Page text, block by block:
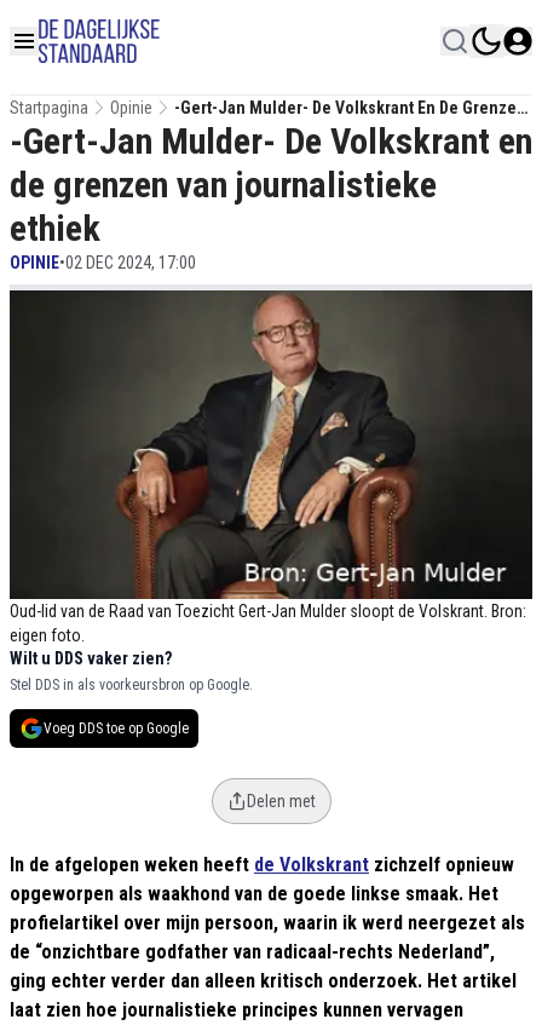
Startpagina Opinie
-Gert-Jan Mulder- De Volkskrant En De Grenzen
Van Journalistieke Ethiek
Oud-lid van de Raad van Toezicht Gert-Jan Mulder sloopt de Volskrant. Bron:
eigen foto.
-Gert-Jan Mulder- De Volkskrant en
de grenzen van journalistieke
ethiek
OPINIE•02 DEC 2024, 17:00
Wilt u DDS vaker zien?
Stel DDS in als voorkeursbron op Google.
Voeg DDS toe op Google
Delen met
In de afgelopen weken heeft de Volkskrant zichzelf opnieuw
opgeworpen als waakhond van de goede linkse smaak. Het
profielartikel over mijn persoon, waarin ik werd neergezet als
de “onzichtbare godfather van radicaal-rechts Nederland”,
ging echter verder dan alleen kritisch onderzoek. Het artikel
laat zien hoe journalistieke principes kunnen vervagen